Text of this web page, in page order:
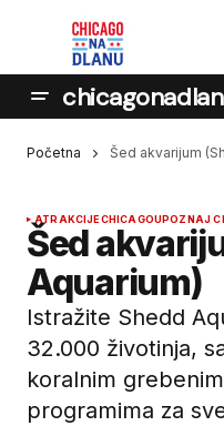
Početna Šed akvarijum
ATRAKCIJECHICAGOUPOZNAJ
Šed
Aquarium)
Istražite Shedd
32.000 životinja,
koralnim
programima za